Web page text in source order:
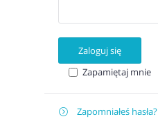
Zaloguj się
Zapamiętaj mnie
 Zapomniałeś hasła?